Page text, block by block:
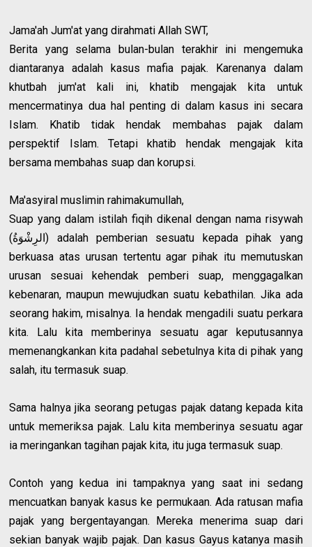
Jama'ah Jum'at yang dirahmati Allah SWT,
Berita yang selama bulan-bulan terakhir ini mengemuka
diantaranya adalah kasus mafia pajak. Karenanya dalam
khutbah jum'at kali ini, khatib mengajak kita untuk
mencermatinya dua hal penting di dalam kasus ini secara
Islam. Khatib tidak hendak membahas pajak dalam
perspektif Islam. Tetapi khatib hendak mengajak kita
bersama membahas suap dan korupsi.
Ma'asyiral muslimin rahimakumullah,
Suap yang dalam istilah fiqih dikenal dengan nama risywah
(الرِشْوَةُ) adalah pemberian sesuatu kepada pihak yang
berkuasa atas urusan tertentu agar pihak itu memutuskan
urusan sesuai kehendak pemberi suap, menggagalkan
kebenaran, maupun mewujudkan suatu kebathilan. Jika ada
seorang hakim, misalnya. Ia hendak mengadili suatu perkara
kita. Lalu kita memberinya sesuatu agar keputusannya
memenangkankan kita padahal sebetulnya kita di pihak yang
salah, itu termasuk suap.
Sama halnya jika seorang petugas pajak datang kepada kita
untuk memeriksa pajak. Lalu kita memberinya sesuatu agar
ia meringankan tagihan pajak kita, itu juga termasuk suap.
Contoh yang kedua ini tampaknya yang saat ini sedang
mencuatkan banyak kasus ke permukaan. Ada ratusan mafia
pajak yang bergentayangan. Mereka menerima suap dari
sekian banyak wajib pajak. Dan kasus Gayus katanya masih